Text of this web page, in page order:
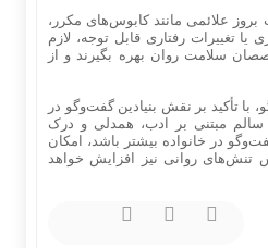
علائمی مانند کابوس‌های مکرر،
تغییرات رفتاری قابل توجه، لازم
سلامت روان بهره بگیرند و از
با تأکید بر نقش بنیادین گفت‌وگو در
سالم مبتنی بر ادب، همدلی و درک
در خانواده بیشتر باشد، امکان
تنش‌های روانی نیز افزایش خواهد